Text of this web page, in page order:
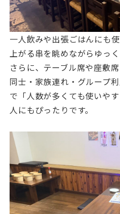
一人飲みや出張ごはんにも
上がる串を眺めながらゆっ
さらに、テーブル席や座敷
同士・家族連れ・グループ
で「人数が多くても使いや
人にもぴったりです。